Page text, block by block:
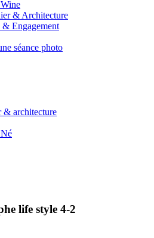
& Architecture
Engagement
séance photo
architecture
life style 4-2